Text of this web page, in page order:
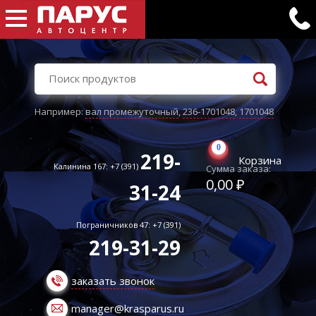
Например:вал промежуточный,236-1701048,1701048
Калинина 167: +7 (391) 219-
31-24
Пограничников 47: +7 (391)
219-31-29
заказать звонок
manager@krasparus.ru
0
Корзина
Сумма заказа:
0,00 ₽